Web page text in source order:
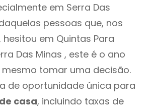
em Serra Das
pessoas que, nos
em Quintas Para
Das Minas , este é o ano
mesmo tomar uma decisão.
de oportunidade única para
casa, incluindo taxas de